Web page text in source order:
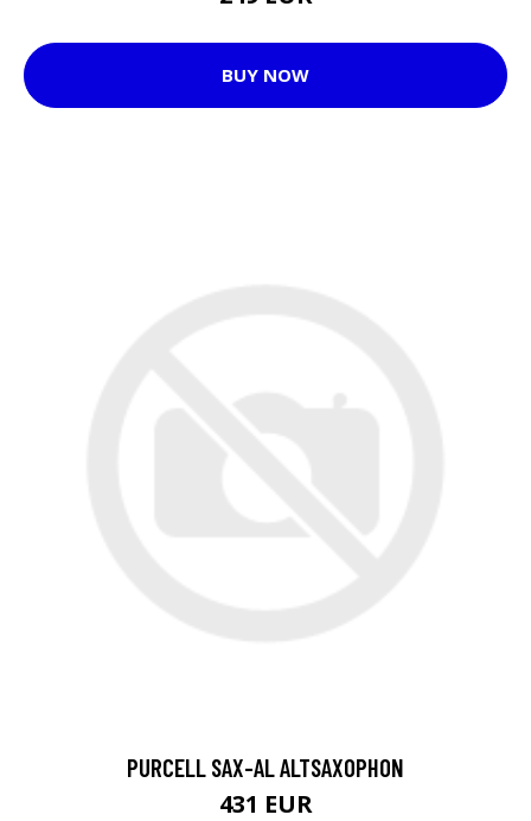
BUY NOW
PURCELL SAX-AL ALTSAXOPHON
431 EUR